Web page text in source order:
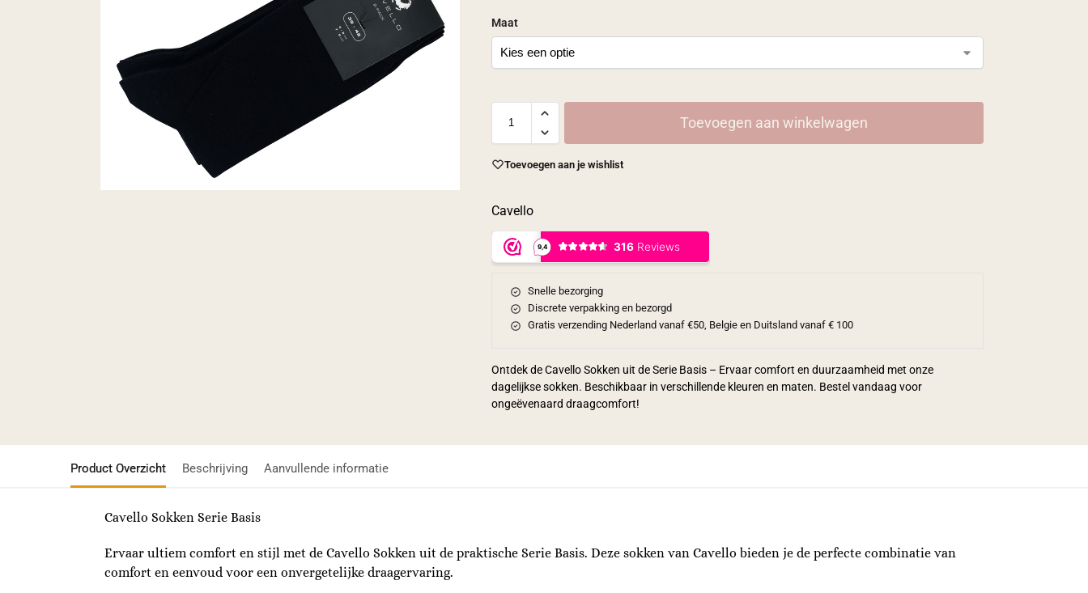
Maat
Toevoegen aan winkelwagen
Toevoegen aan je wishlist
Cavello
Snelle bezorging
Discrete verpakking en bezorgd
Gratis verzending Nederland vanaf €50, Belgie en Duitsland vanaf € 100
Ontdek de Cavello Sokken uit de Serie Basis – Ervaar comfort en duurzaamheid met onze
dagelijkse sokken. Beschikbaar in verschillende kleuren en maten. Bestel vandaag voor
ongeëvenaard draagcomfort!
Product Overzicht Beschrijving Aanvullende informatie
Cavello Sokken Serie Basis
Ervaar ultiem comfort en stijl met de Cavello Sokken uit de praktische Serie Basis. Deze sokken van Cavello bieden je de perfecte combinatie van
comfort en eenvoud voor een onvergetelijke draagervaring.